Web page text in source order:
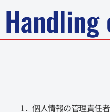
Handling
1．個人情報の管理責任者